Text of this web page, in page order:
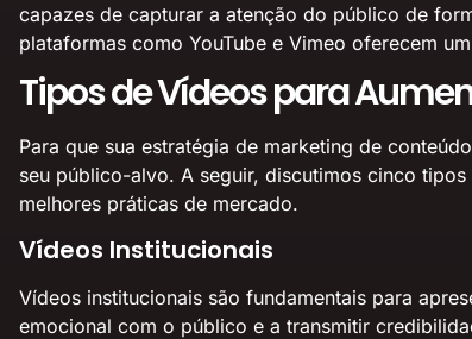
capazes de capturar a atenção do público de
plataformas como YouTube e Vimeo oferecem
Tipos de Vídeos para
Para que sua estratégia de marketing de
seu público-alvo. A seguir, discutimos cinco
melhores práticas de mercado.
Vídeos Institucionais
Vídeos institucionais são fundamentais para
emocional com o público e a transmitir